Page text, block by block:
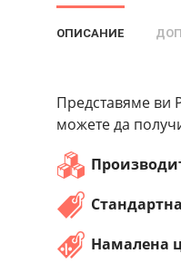
ОПИСАНИЕ
Представяме ви
можете да
Намалена